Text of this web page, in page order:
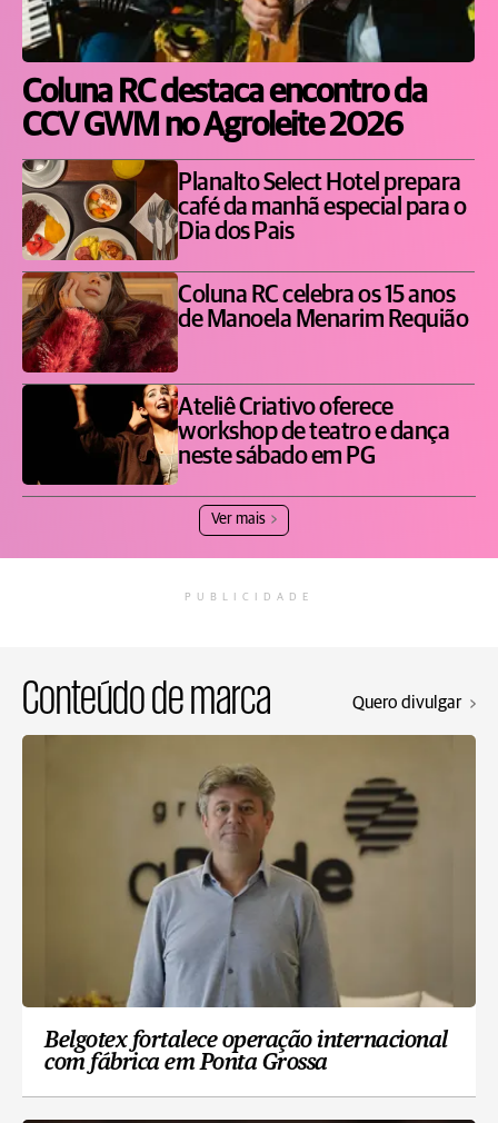
Coluna RC destaca encontro da
CCV GWM no Agroleite 2026
Planalto Select Hotel prepara
café da manhã especial para o
Dia dos Pais
Coluna RC celebra os 15 anos
de Manoela Menarim Requião
Ateliê Criativo oferece
workshop de teatro e dança
neste sábado em PG
Ver mais
PUBLICIDADE
Conteúdo de marca Quero divulgar
Belgotex fortalece operação internacional
com fábrica em Ponta Grossa